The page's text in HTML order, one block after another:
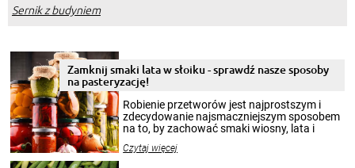
Sernik z budyniem
Zamknij smaki lata w słoiku - sprawdź nasze sposoby
na pasteryzację!
Robienie przetworów jest najprostszym i
zdecydowanie najsmaczniejszym sposobem
na to, by zachować smaki wiosny, lata i
krajobrazów, by cieszyć nimi oko w sezonie
Czytaj więcej